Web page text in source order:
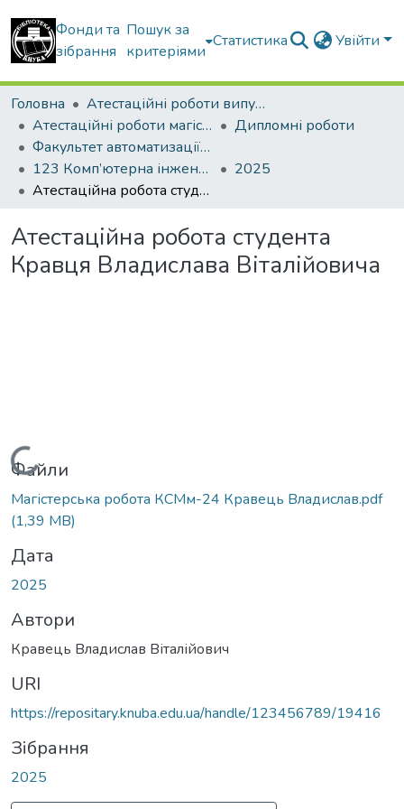
Фонди та
зібрання
Пошук за
критеріями
Статистика Увійти
Головна
Атестаційні роботи випускників
Атестаційні роботи магістрів
Дипломні роботи
Факультет автоматизації і інформаційних технологій
123 Комп’ютерна інженерія. Комп’ютерні системи і мережі
2025
Атестаційна робота студента Кравця Владислава Віталійовича
Атестаційна робота студента
Кравця Владислава Віталійовича
Вантажиться...
Файли
Магістерська робота КСМм-24 Кравець Владислав.pdf
(1,39 MB)
Дата
2025
Автори
Кравець Владислав Віталійович
URI
https://repositary.knuba.edu.ua/handle/123456789/19416
Зібрання
2025